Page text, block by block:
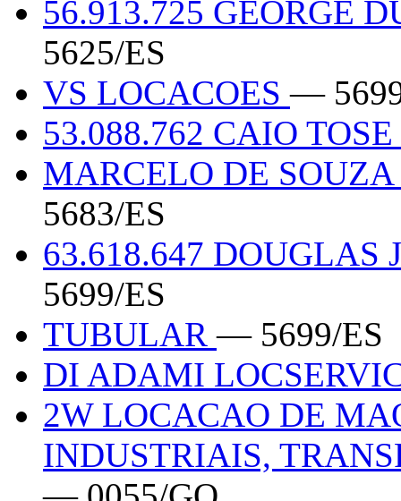
56.913.725 GEORGE
5625/ES
VS LOCACOES—
53.088.762 CAIO
MARCELO DE
5683/ES
63.618.647 DOUGLAS
5699/ES
TUBULAR— 5699/ES
DI ADAMI
2W LOCACAO DE
INDUSTRIAIS,